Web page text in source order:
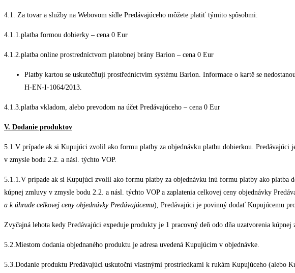
4.1. Za tovar a služby na Webovom sídle Predávajúceho môžete platiť týmito spôsobmi:
4.1.1.platba formou dobierky – cena 0 Eur
4.1.2.platba online prostredníctvom platobnej brány Barion – cena 0 Eur
Platby kartou se uskutečňují prostřednictvím systému Barion. Informace o kartě se
H-EN-I-1064/2013.
4.1.3.platba vkladom, alebo prevodom na účet Predávajúceho – cena 0 Eur
V. Dodanie produktov
5.1.V prípade ak si Kupujúci zvolil ako formu platby za objednávku platbu dobierkou.
v zmysle bodu 2.2. a násl. týchto VOP.
5.1.1.V prípade ak si Kupujúci zvolil ako formu platby za objednávku inú formu platby ako platba
kúpnej zmluvy v zmysle bodu 2.2. a násl. týchto VOP a zaplatenia celkovej ceny objednávky
a k úhrade celkovej ceny objednávky Predávajúcemu), Predávajúci je povinný dodať Kupujúcemu
Zvyčajná lehota kedy Predávajúci expeduje produkty je 1 pracovný deň odo dňa uzatvorenia
5.2.Miestom dodania objednaného produktu je adresa uvedená Kupujúcim v objednávke.
5.3.Dodanie produktu Predávajúci uskutoční vlastnými prostriedkami k rukám Kupujúceho (alebo